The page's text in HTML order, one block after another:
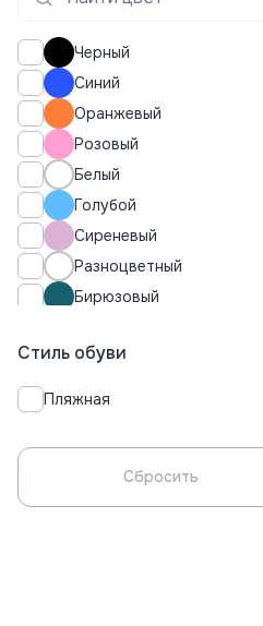
37 EU
37-38 EU
39-40 EU
40 EU
41 EU
41-42 EU
42 EU
43-44 EU
43 EU
44 EU
45-47 EU
Черный
Синий
Оранжевый
Розовый
Белый
Голубой
Сиреневый
Разноцветный
Бирюзовый
Стиль обуви
Пляжная
Сбросить